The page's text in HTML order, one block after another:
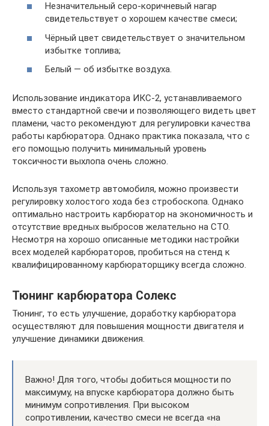
Незначительный серо-коричневый нагар
свидетельствует о хорошем качестве смеси;
Чёрный цвет свидетельствует о значительном
избытке топлива;
Белый — об избытке воздуха.
Использование индикатора ИКС-2, устанавливаемого
вместо стандартной свечи и позволяющего видеть цвет
пламени, часто рекомендуют для регулировки качества
работы карбюратора. Однако практика показала, что с
его помощью получить минимальный уровень
токсичности выхлопа очень сложно.
Используя тахометр автомобиля, можно произвести
регулировку холостого хода без стробоскопа. Однако
оптимально настроить карбюратор на экономичность и
отсутствие вредных выбросов желательно на СТО.
Несмотря на хорошо описанные методики настройки
всех моделей карбюраторов, пробиться на стенд к
квалифицированному карбюраторщику всегда сложно.
Тюнинг карбюратора Солекс
Тюнинг, то есть улучшение, доработку карбюратора
осуществляют для повышения мощности двигателя и
улучшение динамики движения.
Важно! Для того, чтобы добиться мощности по
максимуму, на впуске карбюратора должно быть
минимум сопротивления. При высоком
сопротивлении, качество смеси не всегда «на